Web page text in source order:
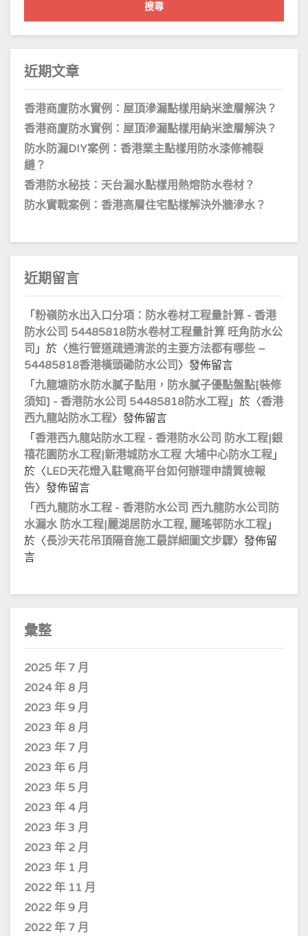
字:
近期文章
香港商廈防水實例：屋頂滲漏點樣用納米塗層解決？
香港商廈防水實例：屋頂滲漏點樣用納米塗層解決？
防水防漏DIY案例：香港業主點樣用防水漆修補裂
縫？
香港防水秘技：天台漏水點樣用熱熔防水卷材？
防水實戰案例：香港高層住宅點樣解決外牆滲水？
近期留言
「 粉嶺防水出入口分項：防水卷材工程量計算 - 香港
防水公司 54485818防水卷材工程量計算 旺角防水公
司 」於〈進行管道疏通清淤的主要方法都有哪些 –
54485818香港橫頭磡防水公司 〉發佈留言
「 九龍塘防水防水膩子點用，防水膩子優點盤點[裝修
須知] - 香港防水公司 54485818防水工程 」於〈香港
西九龍站防水工程〉發佈留言
「 香港西九龍站防水工程 - 香港防水公司 防水工程|銀
禧花園防水工程|新港城防水工程 大埔中心防水工程 」
於〈LED天花燈入駐電商平台如何辦理申請質檢報
告〉發佈留言
「 西九龍防水工程 - 香港防水公司 西九龍防水公司防
水漏水 防水工程|麗湖居防水工程, 麗瑤邨防水工程 」
於〈長沙天花吊頂隔音施工最詳細圖文步驟〉發佈留
言
彙整
2025 年 7 月
2024 年 8 月
2023 年 9 月
2023 年 8 月
2023 年 7 月
2023 年 6 月
2023 年 5 月
2023 年 4 月
2023 年 3 月
2023 年 2 月
2023 年 1 月
2022 年 11 月
2022 年 9 月
2022 年 7 月